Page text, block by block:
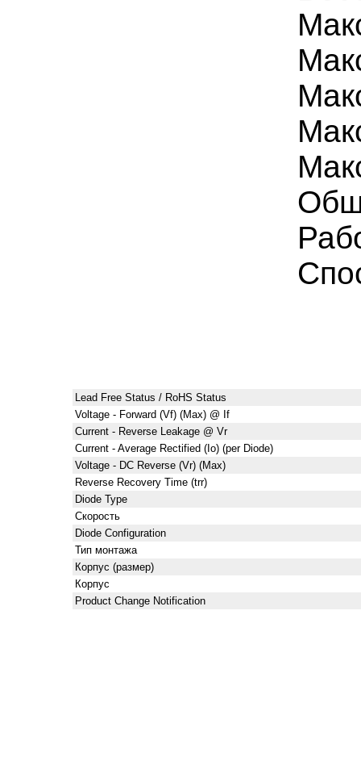
Lead Free Status / RoHS Status
Voltage - Forward (Vf) (Max) @ If
Current - Reverse Leakage @ Vr
Current - Average Rectified (Io) (per Diode)
Voltage - DC Reverse (Vr) (Max)
Reverse Recovery Time (trr)
Diode Type
Скорость
Diode Configuration
Тип монтажа
Корпус (размер)
Корпус
Product Change Notification